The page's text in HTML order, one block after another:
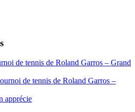
de tennis de Roland Garros – Grand
de tennis de Roland Garros –
apprécie